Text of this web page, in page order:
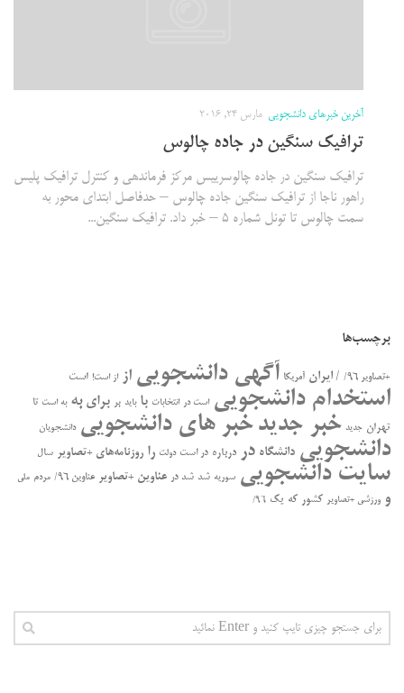
آخرین خبرهای دانشجویی مارس 24, 2016
ترافیک سنگین در جاده چالوس
ترافیک سنگین در جاده چالوسرییس مرکز فرماندهی و کنترل ترافیک پلیس
راهور ناجا از ترافیک سنگین جاده چالوس – حدفاصل ابتدای محور به
سمت چالوس تا تونل شماره 5 – خبر داد. ترافیک سنگین...
برچسب‌ها
+تصاویر ۹۶/ / ایران آمریکا آگهی دانشجویی از از است! است
استخدام دانشجویی است در انتخابات با باید بر برای به به است تا
تهران جدید خبر جدیدخبر های دانشجویی دانشجویان
دانشجویی دانشگاه در درباره در ﺍﺳﺖ دولت را روزنامه‌های +تصاویر سال
سایت دانشجویی سوریه شد شد در عناوین +تصاویر عناوین ۹۶/ مردم ملی
ورزشی +تصاویر کشور که یک ۹۶/